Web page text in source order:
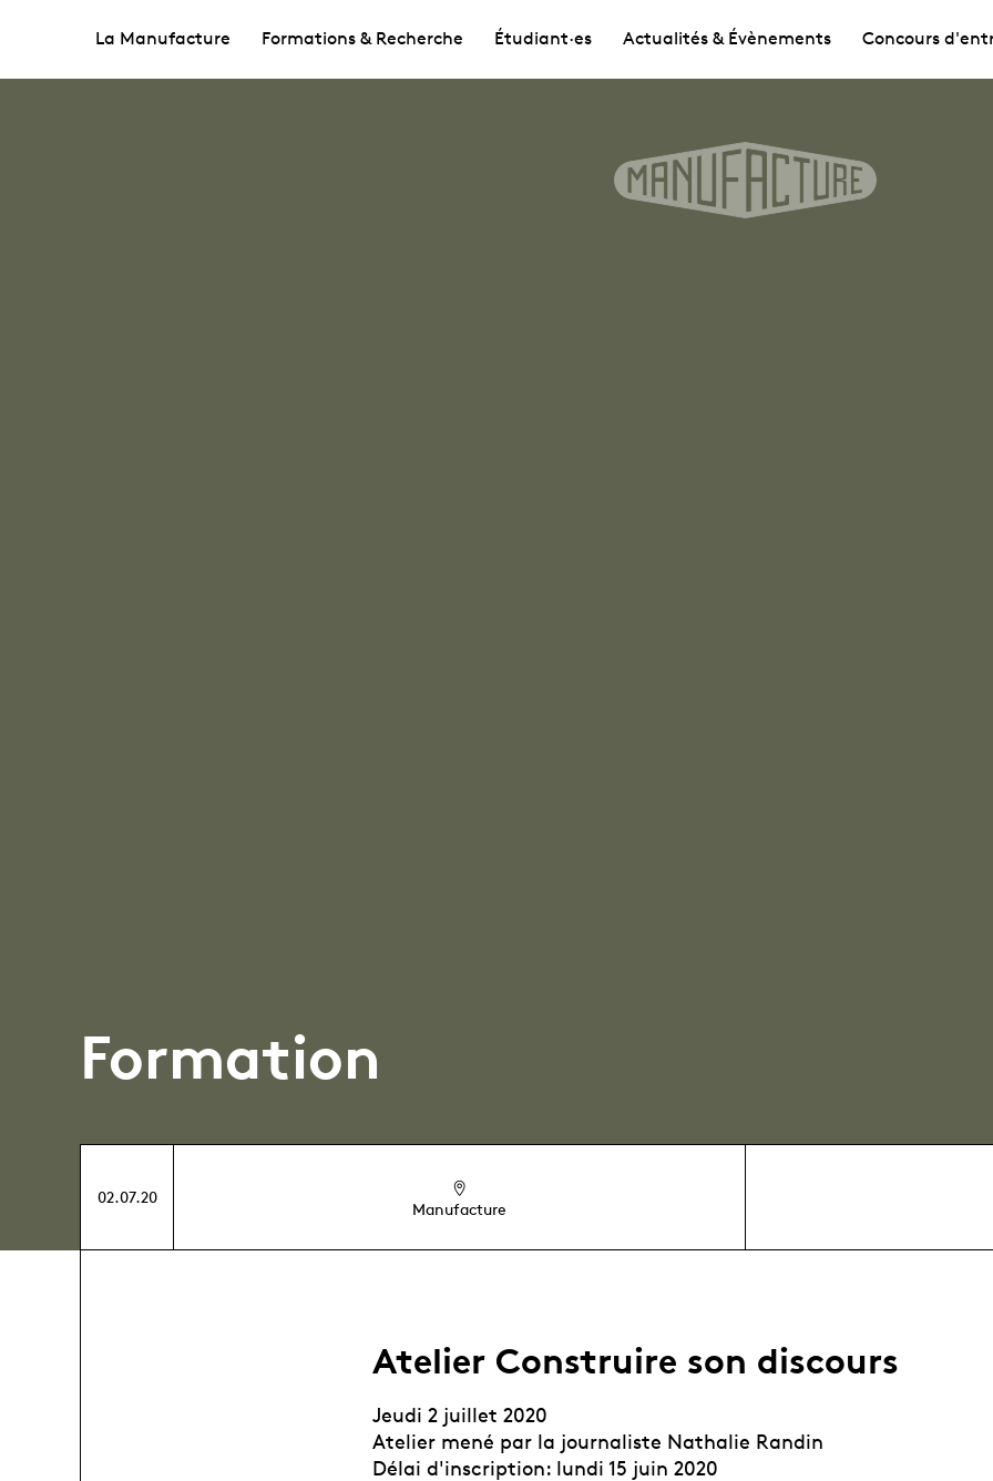
La Manufacture Formations & Recherche Étudiant·es Actualités & Évènements Concours
Formation
02.07.20
Manufacture
Atelier Construire son discours
Jeudi 2 juillet 2020
Atelier mené par la journaliste Nathalie Randin
Délai d'inscription: lundi 15 juin 2020